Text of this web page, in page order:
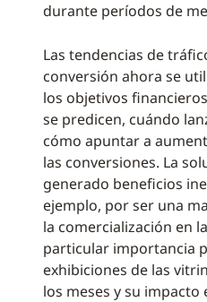
durante períodos de
Las tendencias de
conversión ahora se
los objetivos
se predicen, cuándo
cómo apuntar a
las conversiones. La
generado beneficios
ejemplo, por ser una
la comercialización en
particular importancia
exhibiciones de las
los meses y su impacto